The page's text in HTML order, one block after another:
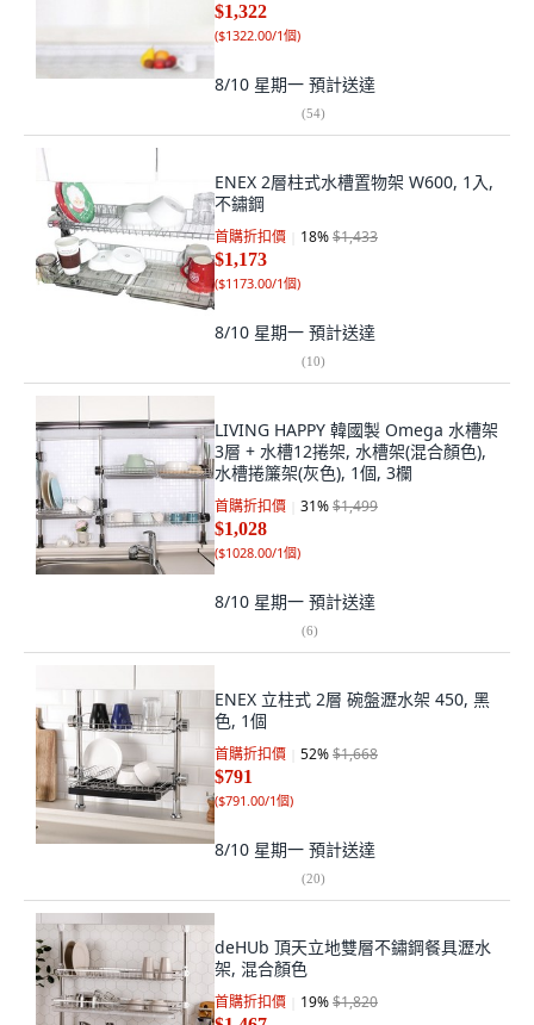
$1,322
($1322.00/1個)
8/10 星期一 預計送達
(54)
ENEX 2層柱式水槽置物架 W600, 1入,
不鏽鋼
首購折扣價 18%$1,433
$1,173
($1173.00/1個)
8/10 星期一 預計送達
(10)
LIVING HAPPY 韓國製 Omega 水槽架
3層 + 水槽12捲架, 水槽架(混合顏色),
水槽捲簾架(灰色), 1個, 3欄
首購折扣價 31%$1,499
$1,028
($1028.00/1個)
8/10 星期一 預計送達
(6)
ENEX 立柱式 2層 碗盤瀝水架 450, 黑
色, 1個
首購折扣價 52%$1,668
$791
($791.00/1個)
8/10 星期一 預計送達
(20)
deHUb 頂天立地雙層不鏽鋼餐具瀝水
架, 混合顏色
首購折扣價 19%$1,820